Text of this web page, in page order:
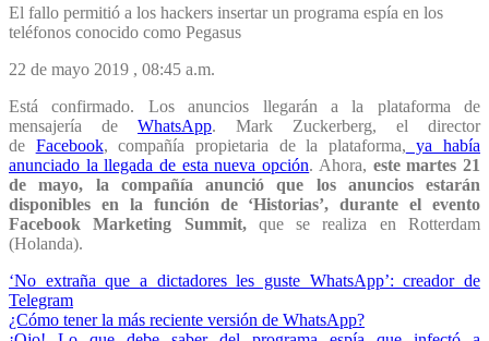
El fallo permitió a los hackers insertar un programa espía en los
teléfonos conocido como Pegasus
22 de mayo 2019 , 08:45 a.m.
Está confirmado. Los anuncios llegarán a la plataforma de
mensajería de WhatsApp. Mark Zuckerberg, el director
de Facebook, compañía propietaria de la plataforma, ya había
anunciado la llegada de esta nueva opción. Ahora, este martes 21
de mayo, la compañía anunció que los anuncios estarán
disponibles en la función de ‘Historias’, durante el evento
Facebook Marketing Summit,que se realiza en Rotterdam
(Holanda).
‘No extraña que a dictadores les guste WhatsApp’: creador de
Telegram
¿Cómo tener la más reciente versión de WhatsApp?